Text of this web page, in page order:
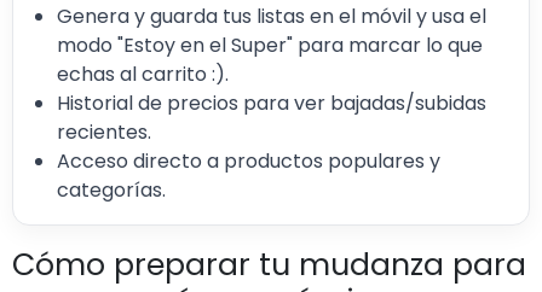
Genera y guarda tus listas en el móvil y usa el
modo "Estoy en el Super" para marcar lo que
echas al carrito :).
Historial de precios para ver bajadas/subidas
recientes.
Acceso directo a productos populares y
categorías.
Cómo preparar tu mudanza para